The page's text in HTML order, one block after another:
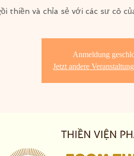
thiền và chỉa sẻ với các sư cô
Anmeldung
Jetzt andere